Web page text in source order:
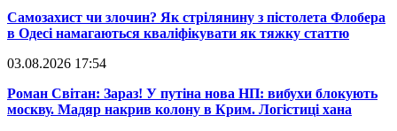
​Самозахист чи злочин? Як стрілянину з пістолета Флобера
в Одесі намагаються кваліфікувати як тяжку статтю
03.08.2026 17:54
​Роман Світан: Зараз! У путіна нова НП: вибухи блокують
москву. Мадяр накрив колону в Крим. Логістиці хана